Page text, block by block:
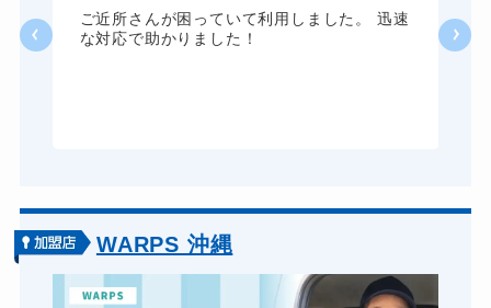
10,780円～(税込)
ドアノブカギ交換 11,000円～(税込)
ご近所さんが困っていて利用しました。 迅速
な対応で助かりました！
WARPS 沖縄